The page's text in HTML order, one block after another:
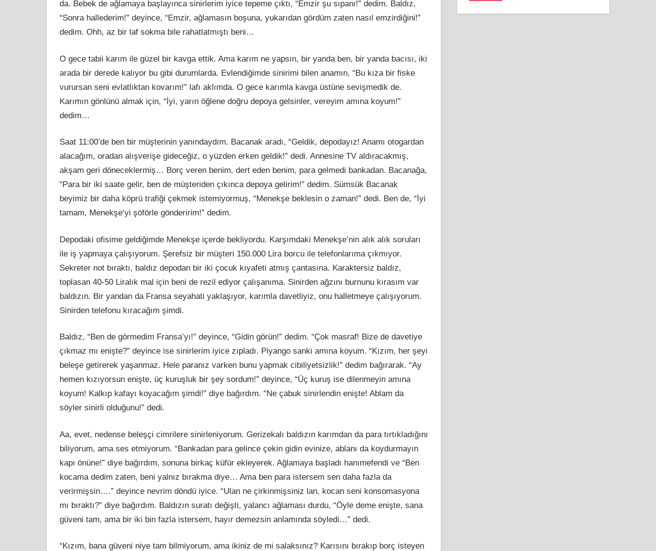
da. Bebek de ağlamaya başlayınca sinirlerim iyice tepeme çıktı, “Emzir şu sıpanı!” dedim. Baldız,
“Sonra hallederim!” deyince, “Emzir, ağlamasın boşuna, yukarıdan gördüm zaten nasıl emzirdiğini!”
dedim. Ohh, az bir laf sokma bile rahatlatmıştı beni…
O gece tabii karım ile güzel bir kavga ettik. Ama karım ne yapsın, bir yanda ben, bir yanda bacısı, iki
arada bir derede kalıyor bu gibi durumlarda. Evlendiğimde sinirimi bilen anamın, “Bu kıza bir fiske
vurursan seni evlatlıktan kovarım!” lafı aklımda. O gece karımla kavga üstüne sevişmedik de.
Karımın gönlünü almak için, “İyi, yarın öğlene doğrudepoya gelsinler, vereyim amına koyum!”
dedim…
Saat 11:00’de ben bir müşterinin yanındaydım. Bacanak aradı, “Geldik, depodayız! Anamı otogardan
alacağım, oradan alışverişe gideceğiz, o yüzden erken geldik!” dedi. Annesine TV aldıracakmış,
akşam geri döneceklermiş… Borç veren benim, dert eden benim, para gelmedi bankadan. Bacanağa,
“Para bir iki saate gelir, ben de müşteriden çıkınca depoya gelirim!” dedim. Sümsük Bacanak
beyimiz bir daha köprü trafiği çekmekistemiyormuş, “Menekşe beklesin o zaman!” dedi. Ben de, “İyi
tamam, Menekşe‘yi şöförle gönderirim!” dedim.
Depodaki ofisime geldiğimde Menekşe içerde bekliyordu. Karşımdaki Menekşe’nin alık alık soruları
ile iş yapmaya çalışıyorum. Şerefsiz bir müşteri 150.000 Lira borcu ile telefonlarıma çıkmıyor.
Sekreter notbıraktı, baldız depodan bir iki çocuk kıyafeti atmış çantasına. Karaktersiz baldız,
toplasan 40-50 Liralık mal için beni de rezil ediyor çalışanıma. Sinirden ağzını burnunu kırasım var
baldızın. Bir yandan da Fransa seyahati yaklaşıyor, karımla davetliyiz, onu halletmeye çalışıyorum.
Sinirden telefonu kıracağım şimdi.
Baldız, “Ben de görmedim Fransa’yı!” deyince, “Gidin görün!” dedim. “Çok masraf! Bize de davetiye
çıkmaz mı enişte?” deyince ise sinirlerim iyice zıpladı. Piyango sanki amına koyum. “Kızım, her şeyi
beleşe getirerek yaşanmaz. Hele paranız varken bunu yapmak cibiliyetsizlik!” dedim bağırarak. “Ay
hemen kızıyorsun enişte, üç kuruşluk bir şey sordum!” deyince, “Üç kuruş ise dilenmeyin amına
koyum! Kalkıp kafayı koyacağım şimdi!” diye bağırdım. “Ne çabuk sinirlendin enişte! Ablam da
söyler sinirli olduğunu!” dedi.
Aa, evet, nedense beleşçi cimrilere sinirleniyorum. Gerizekalı baldızın karımdan da para tırtıkladığını
biliyorum, ama ses etmiyorum. “Bankadan para gelince çekin gidin evinize, ablanı da koydurmayın
kapı önüne!” diye bağırdım, sonuna birkaç küfür ekleyerek. Ağlamaya başladı hanımefendi ve “Ben
kocama dedim zaten, beni yalnız bırakma diye… Ama ben para istersem sen daha fazla da
verirmişsin….” deyince nevrim döndü iyice. “Ulan ne çirkinmişsiniz lan, kocan seni konsomasyona
mı bıraktı?” diye bağırdım. Baldızın suratı değişti, yalancı ağlaması durdu, “Öyle deme enişte, sana
güveni tam, ama bir iki bin fazla istersem, hayır demezsin anlamında söyledi…” dedi.
“Kızım, bana güveni niye tam bilmiyorum, ama ikiniz de mi salaksınız? Karısını bırakıp borç isteyen